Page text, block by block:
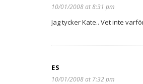
10/01/2008 at 8:31 pm
Jag tycker Kate.. Vet inte
ES
10/01/2008 at 7:32 pm